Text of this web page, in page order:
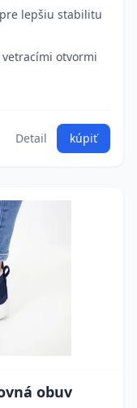
lepšiu stabilitu
otvormi
Detail kúpiť
obuv